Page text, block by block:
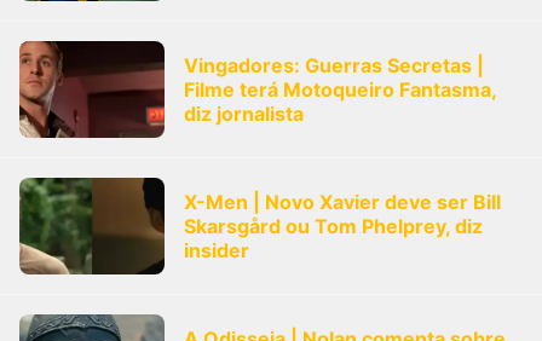
Vingadores: Guerras Secretas |
Filme terá Motoqueiro Fantasma,
diz jornalista
X-Men | Novo Xavier deve ser Bill
Skarsgård ou Tom Phelprey, diz
insider